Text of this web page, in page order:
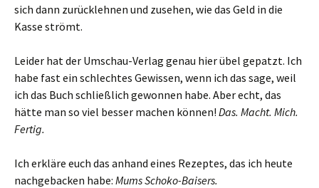
sich dann zurücklehnen und zusehen, wie das Geld in die
Kasse strömt.
Leider hat der Umschau-Verlag genau hier übel gepatzt. Ich
habe fast ein schlechtes Gewissen, wenn ich das sage, weil
ich das Buch schließlich gewonnen habe. Aber echt, das
hätte man so viel besser machen können! Das. Macht. Mich.
Fertig.
Ich erkläre euch das anhand eines Rezeptes, das ich heute
nachgebacken habe: Mums Schoko-Baisers.